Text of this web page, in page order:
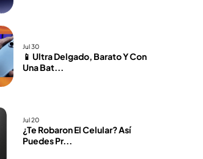
Jul 30
📱 Ultra Delgado, Barato Y Con
Una Bat...
Jul 20
¿Te Robaron El Celular? Así
Puedes Pr...